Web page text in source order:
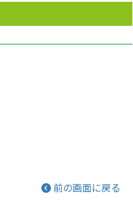
前の画面に戻る